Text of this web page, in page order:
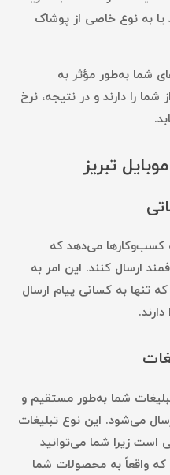
یا به نوع خاصی از پوشاک
شما به‌طور مؤثر به
را دارند و در نتیجه، نرخ
تبریز
کسب‌وکارها می‌دهد که
ارسال کنند. این امر به
تنها به کسانی پیام ارسال
تبلیغات شما به‌طور مستقیم و
می‌شود. این نوع تبلیغات
است زیرا شما می‌توانید
که واقعاً به محصولات شما